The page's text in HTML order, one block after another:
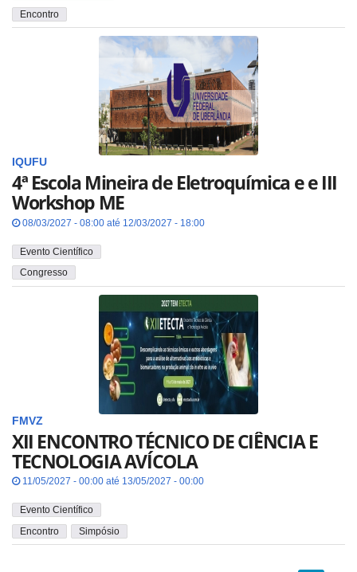
Encontro
IQUFU
4ª Escola Mineira de Eletroquímica e e III
Workshop ME
08/03/2027 - 08:00 até 12/03/2027 - 18:00
Evento Científico
Congresso
FMVZ
XII ENCONTRO TÉCNICO DE CIÊNCIA E
TECNOLOGIA AVÍCOLA
11/05/2027 - 00:00 até 13/05/2027 - 00:00
Evento Científico
Encontro
Simpósio